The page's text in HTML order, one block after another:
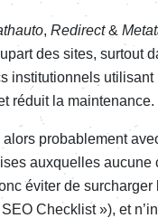
, Redi­­rect&
des sites, surtout
insti­­tu­­tion­­nels
réduit la main­te­nance.
proba­ble­ment
auxquelles
éviter de surchar­­ger
Check­­list »), et